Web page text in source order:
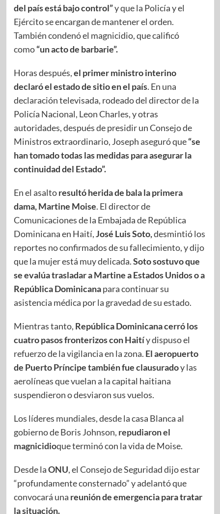
del país está bajo control”y que la Policía y el
Ejército se encargan de mantener el orden.
También condenó el magnicidio, que calificó
como“un acto de barbarie”.
Horas después,el primer ministro interino
declaró el estado de sitio en el país. En una
declaración televisada, rodeado del director de la
Policía Nacional, Leon Charles, y otras
autoridades, después de presidir un Consejo de
Ministros extraordinario, Joseph aseguró que“se
han tomado todas las medidas para asegurar la
continuidad del Estado”.
En el asaltoresultó herida de bala la primera
dama, Martine Moise. El director de
Comunicaciones de la Embajada de República
Dominicana en Haití,José Luis Soto,desmintió los
reportes no confirmados de su fallecimiento, y dijo
que la mujer está muy delicada.Soto sostuvo que
se evalúa trasladar a Martine a Estados Unidos o a
República Dominicanapara continuar su
asistencia médica por la gravedad de su estado.
Mientras tanto, República Dominicanacerró los
cuatro pasos fronterizos con Haitíy dispuso el
refuerzo de la vigilancia en la zona. El aeropuerto
de Puerto Príncipe también fue clausuradoy las
aerolíneas que vuelan a la capital haitiana
suspendieron o desviaron sus vuelos.
Los líderes mundiales, desde la casa Blanca al
gobierno de Boris Johnson, repudiaron el
magnicidioque terminó con la vida de Moise.
Desde laONU, el Consejo de Seguridad dijo estar
“profundamente consternado” y adelantó que
convocará una reunión de emergencia para tratar
la situación.